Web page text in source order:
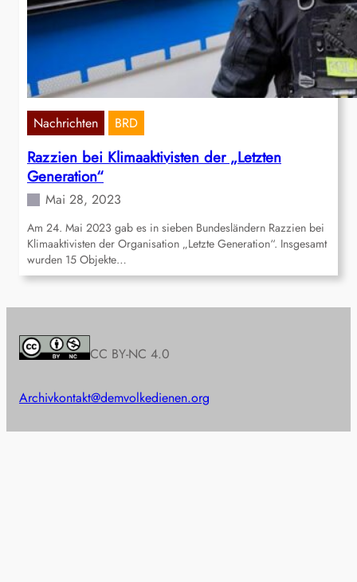
Nachrichten BRD
Razzien bei Klimaaktivisten der „Letzten
Generation“
Mai 28, 2023
Am 24. Mai 2023 gab es in sieben Bundesländern Razzien bei
Klimaaktivisten der Organisation „Letzte Generation“. Insgesamt
wurden 15 Objekte…
CC BY-NC 4.0
Archivkontakt@demvolkedienen.org